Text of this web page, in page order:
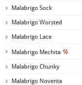
Malabrigo Sock
Malabrigo Worsted
Malabrigo Lace
Malabrigo Mechita
Malabrigo Chunky
Malabrigo Noventa